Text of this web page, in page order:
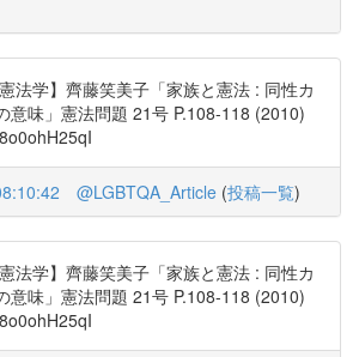
法学】齊藤笑美子「家族と憲法 : 同性カ
意味」憲法問題 21号 P.108-118 (2010)
@LGBTQA_Article (投稿一覧)
法学】齊藤笑美子「家族と憲法 : 同性カ
意味」憲法問題 21号 P.108-118 (2010)